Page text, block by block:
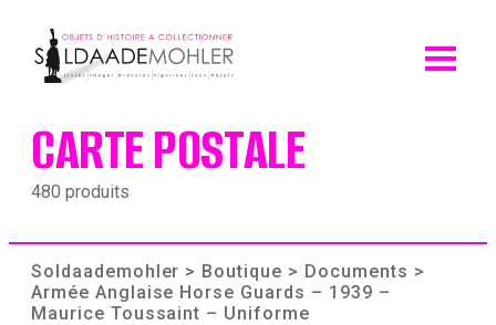
content
CARTE POSTALE
480 produits
Soldaademohler > Boutique > Documents >
Armée Anglaise Horse Guards – 1939 –
Maurice Toussaint – Uniforme